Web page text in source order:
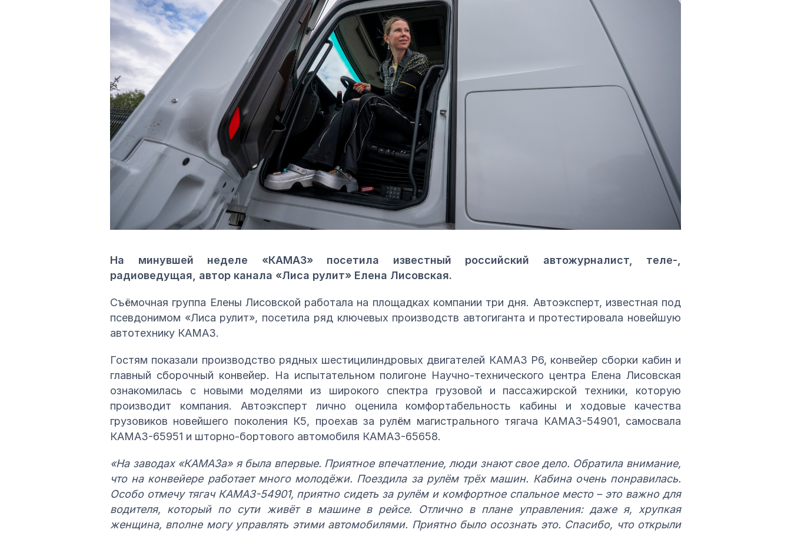
На минувшей неделе «КАМАЗ» посетила известный российский автожурналист, теле-,
радиоведущая, автор канала «Лиса рулит» Елена Лисовская.
Съёмочная группа Елены Лисовской работала на площадках компании три дня. Автоэксперт, известная под
псевдонимом «Лиса рулит», посетила ряд ключевых производств автогиганта и протестировала новейшую
автотехнику КАМАЗ.
Гостям показали производство рядных шестицилиндровых двигателей КАМАЗ Р6, конвейер сборки кабин и
главный сборочный конвейер. На испытательном полигоне Научно-технического центра Елена Лисовская
ознакомилась с новыми моделями из широкого спектра грузовой и пассажирской техники, которую
производит компания. Автоэксперт лично оценила комфортабельность кабины и ходовые качества
грузовиков новейшего поколения К5, проехав за рулём магистрального тягача КАМАЗ-54901, самосвала
КАМАЗ-65951 и шторно-бортового автомобиля КАМАЗ-65658.
«На заводах «КАМАЗа» я была впервые. Приятное впечатление, люди знают свое дело. Обратила внимание,
что на конвейере работает много молодёжи. Поездила за рулём трёх машин. Кабина очень понравилась.
Особо отмечу тягач КАМАЗ-54901, приятно сидеть за рулём и комфортное спальное место – это важно для
водителя, который по сути живёт в машине в рейсе. Отлично в плане управления: даже я, хрупкая
женщина, вполне могу управлять этими автомобилями. Приятно было осознать это. Спасибо, что открыли